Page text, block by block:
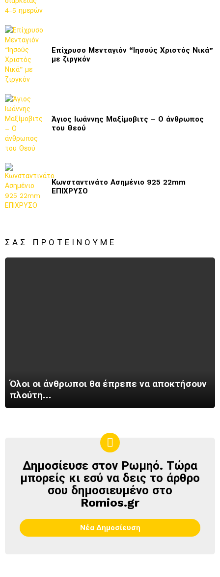
Επίχρυσο Μενταγιόν “Ιησούς Χριστός Νικά”
με ζιργκόν
Άγιος Ιωάννης Μαξίμοβιτς – Ο άνθρωπος
του Θεού
Κωνσταντινάτο Ασημένιο 925 22mm
ΕΠΙΧΡΥΣΟ
ΣΑΣ ΠΡΟΤΕΊΝΟΥΜΕ
Όλοι οι άνθρωποι θα έπρεπε να αποκτήσουν
πλούτη…
ΔΗΜΟΣΊΕΥΣΕ
ΣΤΟΝ
ΡΩΜΗΌ
Δημοσίευσε στον Ρωμηό. Τώρα
μπορείς κι εσύ να δεις το άρθρο
σου δημοσιευμένο στο
Romios.gr
Νέα Δημοσίευση